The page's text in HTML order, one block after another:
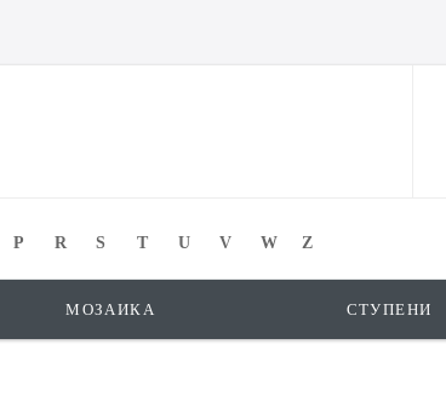
P R S T U V W Z
МОЗАИКА СТУПЕНИ